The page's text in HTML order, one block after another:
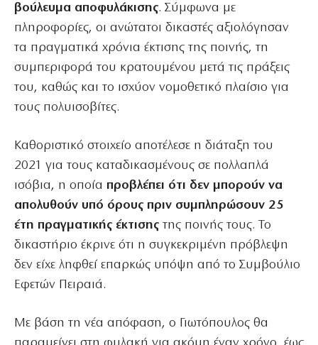
βούλευμα αποφυλάκισης. Σύμφωνα με
πληροφορίες, οι ανώτατοι δικαστές αξιολόγησαν
τα πραγματικά χρόνια έκτισης της ποινής, τη
συμπεριφορά του κρατουμένου μετά τις πράξεις
του, καθώς και το ισχύον νομοθετικό πλαίσιο για
τους πολυισοβίτες.
Καθοριστικό στοιχείο αποτέλεσε η διάταξη του
2021 για τους καταδικασμένους σε πολλαπλά
ισόβια, η οποία προβλέπει ότι δεν μπορούν να
απολυθούν υπό όρους πριν συμπληρώσουν 25
έτη πραγματικής έκτισης της ποινής τους. Το
δικαστήριο έκρινε ότι η συγκεκριμένη πρόβλεψη
δεν είχε ληφθεί επαρκώς υπόψη από το Συμβούλιο
Εφετών Πειραιά.
Με βάση τη νέα απόφαση, ο Γιωτόπουλος θα